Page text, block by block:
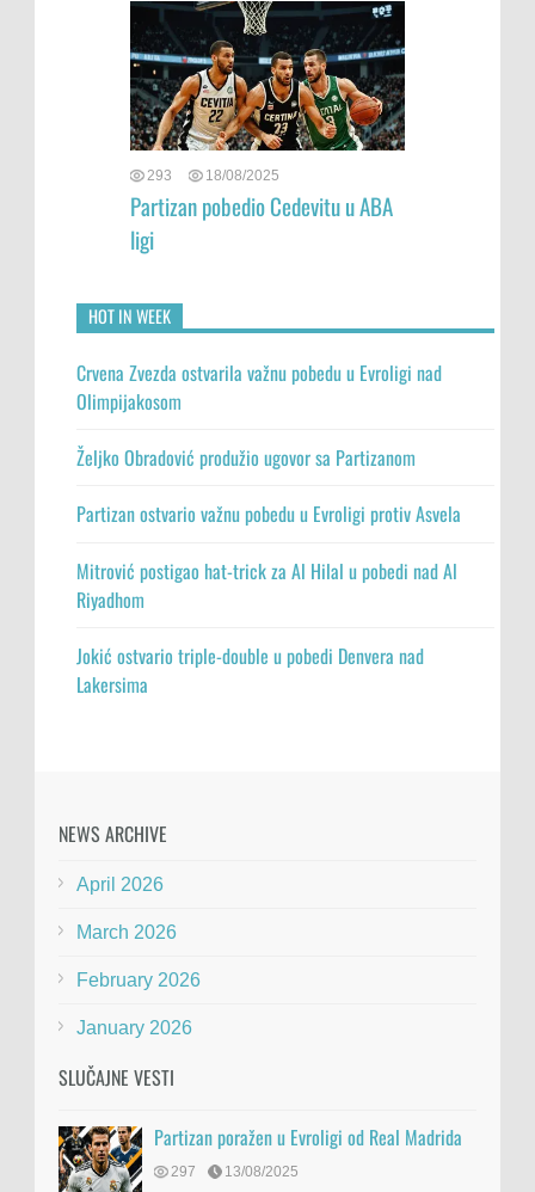
293 18/08/2025
Partizan pobedio Cedevitu u ABA
ligi
HOT IN WEEK
Crvena Zvezda ostvarila važnu pobedu u Evroligi nad
Olimpijakosom
Željko Obradović produžio ugovor sa Partizanom
Partizan ostvario važnu pobedu u Evroligi protiv Asvela
Mitrović postigao hat-trick za Al Hilal u pobedi nad Al
Riyadhom
Jokić ostvario triple-double u pobedi Denvera nad
Lakersima
NEWS ARCHIVE
April 2026
March 2026
February 2026
January 2026
SLUČAJNE VESTI
Partizan poražen u Evroligi od Real Madrida
297 13/08/2025